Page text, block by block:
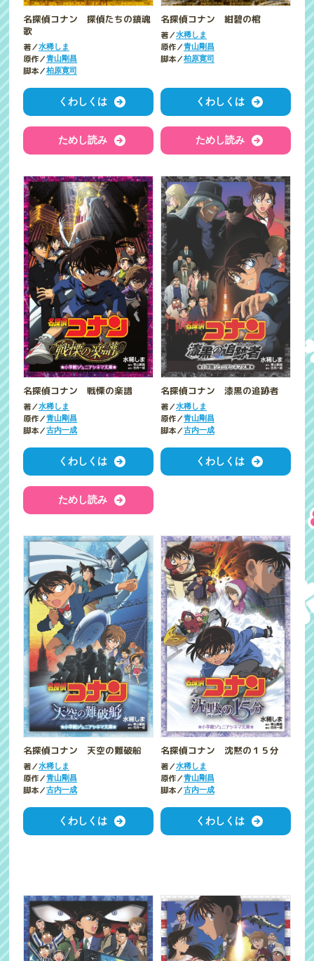
名探偵コナン 探偵たちの鎮魂
歌
著／水稀しま
原作／青山剛昌
脚本／柏原寛司
くわしくは
ためし読み
名探偵コナン 紺碧の棺
著／水稀しま
原作／青山剛昌
脚本／柏原寛司
くわしくは
ためし読み
名探偵コナン 戦慄の楽譜
著／水稀しま
原作／青山剛昌
脚本／古内一成
くわしくは
ためし読み
名探偵コナン 漆黒の追跡者
著／水稀しま
原作／青山剛昌
脚本／古内一成
くわしくは
名探偵コナン 天空の難破船
著／水稀しま
原作／青山剛昌
脚本／古内一成
くわしくは
名探偵コナン 沈黙の１５分
著／水稀しま
原作／青山剛昌
脚本／古内一成
くわしくは